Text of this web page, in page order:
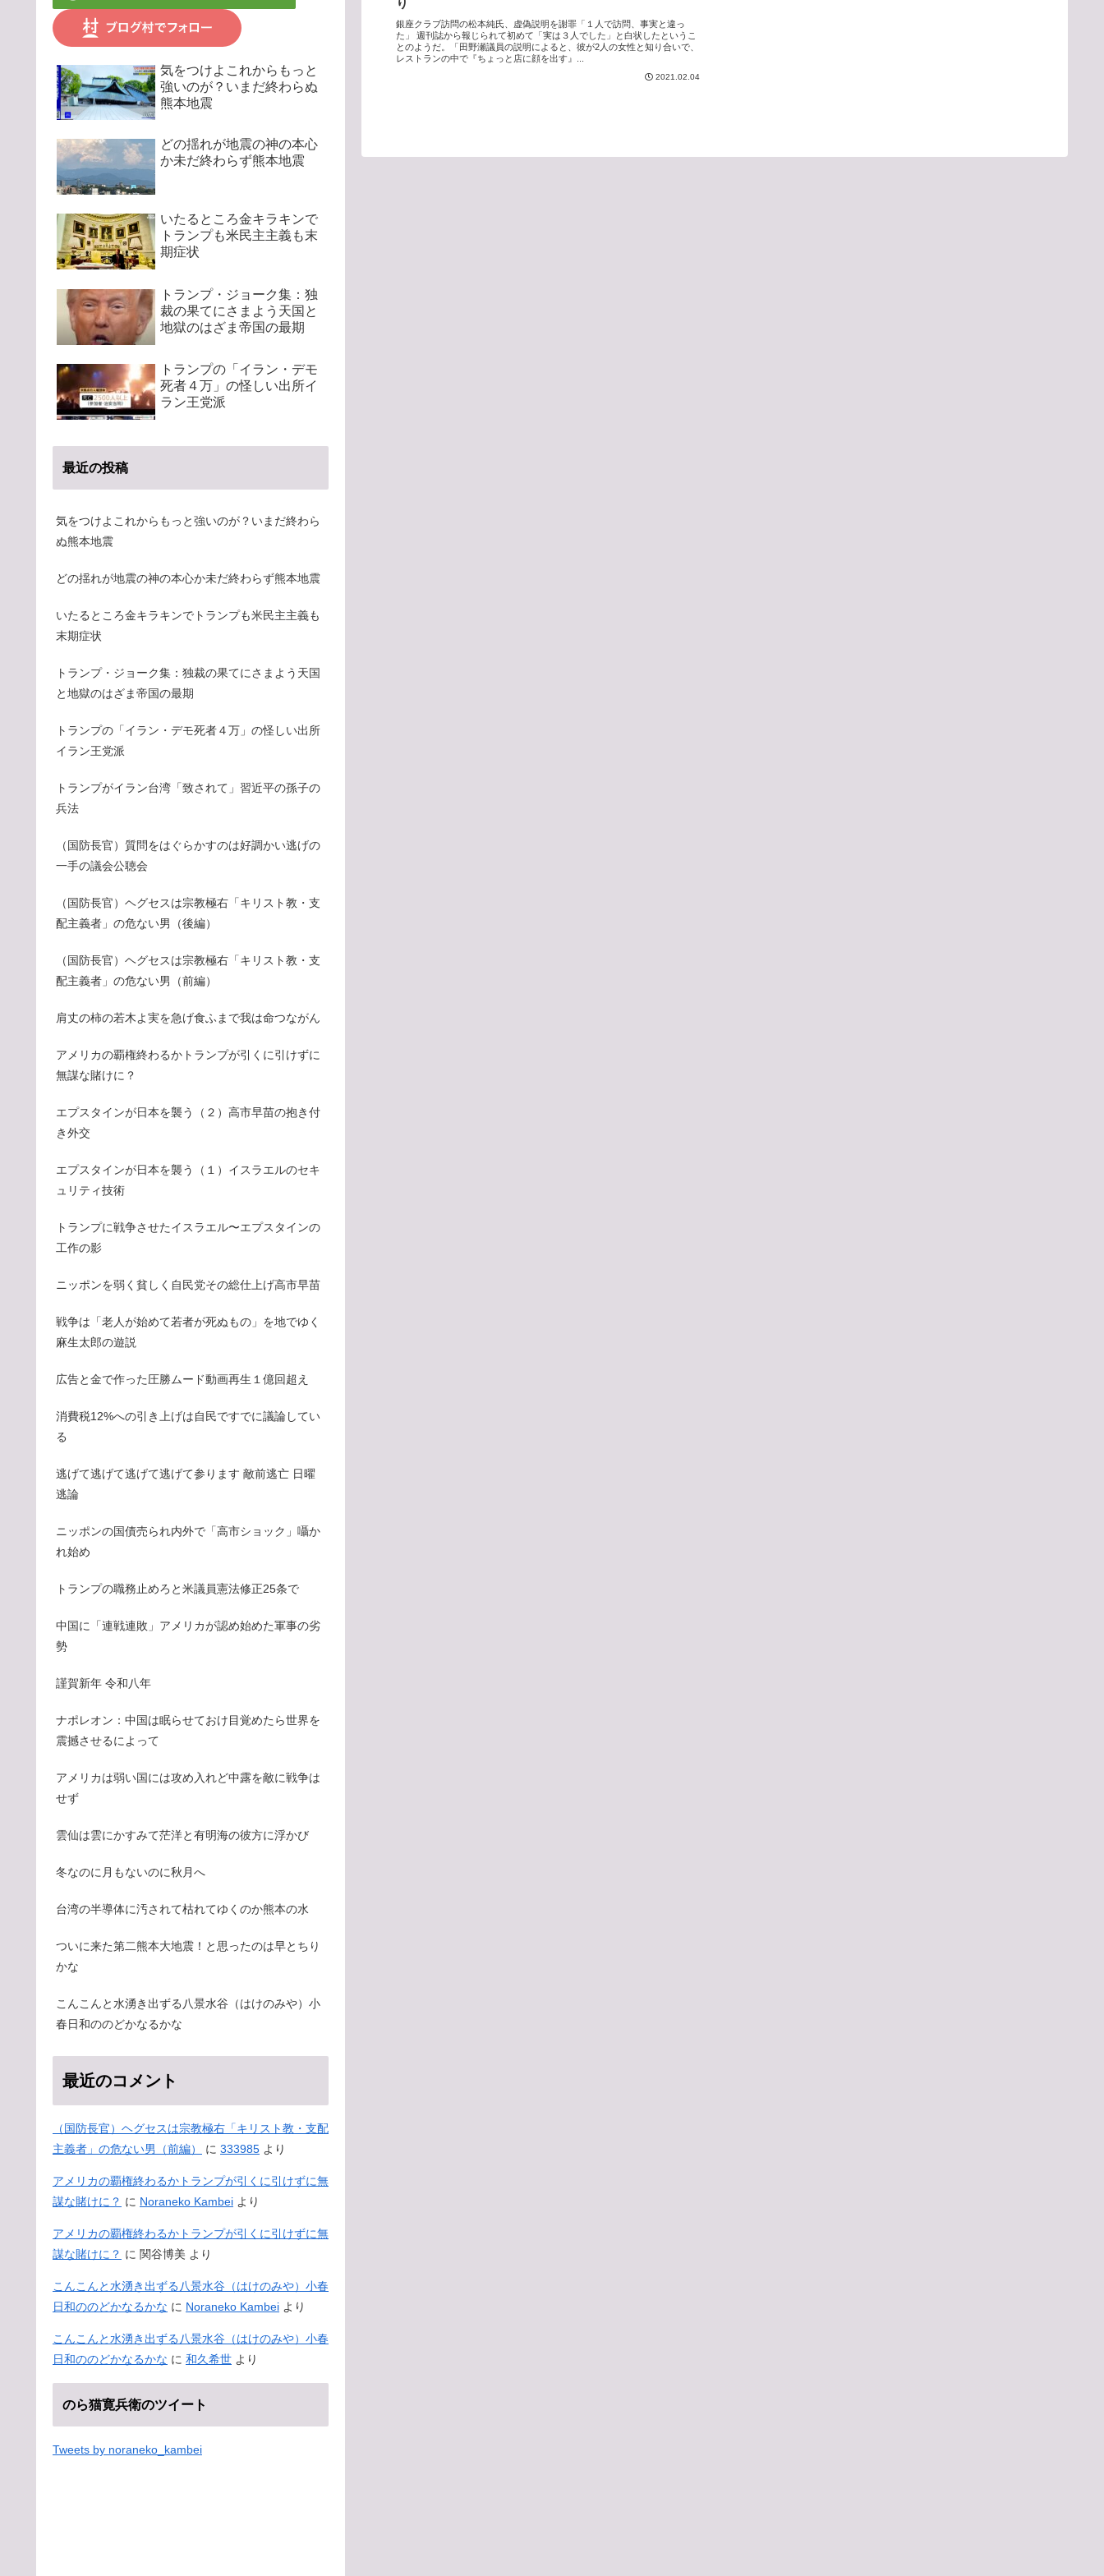
銀座クラブ訪問の松本純氏、虚偽説明を謝罪「１人で訪問、事実と違っ
た」 週刊誌から報じられて初めて「実は３人でした」と白状したというこ
とのようだ。「田野瀬議員の説明によると、彼が2人の女性と知り合いで、
レストランの中で『ちょっと店に顔を出す』...
2021.02.04
気をつけよこれからもっと
強いのが？いまだ終わらぬ
熊本地震
どの揺れが地震の神の本心
か未だ終わらず熊本地震
いたるところ金キラキンで
トランプも米民主主義も末
期症状
トランプ・ジョーク集：独
裁の果てにさまよう天国と
地獄のはざま帝国の最期
トランプの「イラン・デモ
死者４万」の怪しい出所イ
ラン王党派
最近の投稿
気をつけよこれからもっと強いのが？いまだ終わら
ぬ熊本地震
どの揺れが地震の神の本心か未だ終わらず熊本地震
いたるところ金キラキンでトランプも米民主主義も
末期症状
トランプ・ジョーク集：独裁の果てにさまよう天国
と地獄のはざま帝国の最期
トランプの「イラン・デモ死者４万」の怪しい出所
イラン王党派
トランプがイラン台湾「致されて」習近平の孫子の
兵法
（国防長官）質問をはぐらかすのは好調かい逃げの
一手の議会公聴会
（国防長官）ヘグセスは宗教極右「キリスト教・支
配主義者」の危ない男（後編）
（国防長官）ヘグセスは宗教極右「キリスト教・支
配主義者」の危ない男（前編）
肩丈の柿の若木よ実を急げ食ふまで我は命つながん
アメリカの覇権終わるかトランプが引くに引けずに
無謀な賭けに？
エプスタインが日本を襲う（２）高市早苗の抱き付
き外交
エプスタインが日本を襲う（１）イスラエルのセキ
ュリティ技術
トランプに戦争させたイスラエル〜エプスタインの
工作の影
ニッポンを弱く貧しく自民党その総仕上げ高市早苗
戦争は「老人が始めて若者が死ぬもの」を地でゆく
麻生太郎の遊説
広告と金で作った圧勝ムード動画再生１億回超え
消費税12%への引き上げは自民ですでに議論してい
る
逃げて逃げて逃げて逃げて参ります 敵前逃亡 日曜
逃論
ニッポンの国債売られ内外で「高市ショック」囁か
れ始め
トランプの職務止めろと米議員憲法修正25条で
中国に「連戦連敗」アメリカが認め始めた軍事の劣
勢
謹賀新年 令和八年
ナポレオン：中国は眠らせておけ目覚めたら世界を
震撼させるによって
アメリカは弱い国には攻め入れど中露を敵に戦争は
せず
雲仙は雲にかすみて茫洋と有明海の彼方に浮かび
冬なのに月もないのに秋月へ
台湾の半導体に汚されて枯れてゆくのか熊本の水
ついに来た第二熊本大地震！と思ったのは早とちり
かな
こんこんと水湧き出ずる八景水谷（はけのみや）小
春日和ののどかなるかな
最近のコメント
（国防長官）ヘグセスは宗教極右「キリスト教・支配
主義者」の危ない男（前編）
に 333985 より
アメリカの覇権終わるかトランプが引くに引けずに無
謀な賭けに？ に Noraneko Kambei より
アメリカの覇権終わるかトランプが引くに引けずに無
謀な賭けに？ に 関谷博美 より
こんこんと水湧き出ずる八景水谷（はけのみや）小春
日和ののどかなるかな に Noraneko Kambei より
こんこんと水湧き出ずる八景水谷（はけのみや）小春
日和ののどかなるかな に 和久希世 より
のら猫寛兵衛のツイート
Tweets by noraneko_kambei